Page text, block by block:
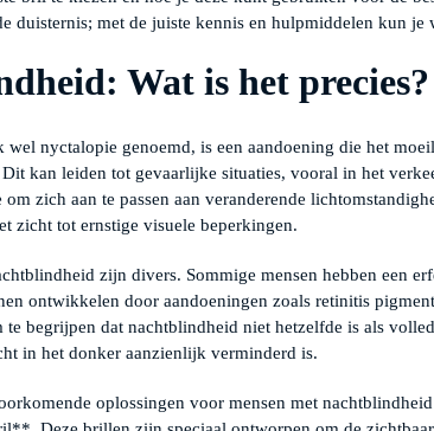
duisternis; met de juiste kennis en hulpmiddelen kun je
Wat is het precies?
wel nyctalopie genoemd, is een aandoening die het
kan leiden tot gevaarlijke situaties, vooral in het
om zich aan te passen aan veranderende
zicht tot ernstige visuele beperkingen.
zijn divers. Sommige mensen hebben een
ontwikkelen door aandoeningen zoals retinitis
begrijpen dat nachtblindheid niet hetzelfde is als
in het donker aanzienlijk verminderd is.
oplossingen voor mensen met